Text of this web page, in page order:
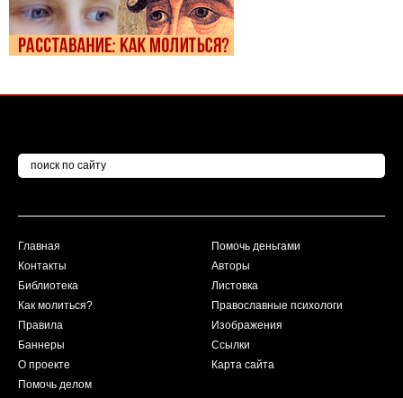
Главная
Контакты
Библиотека
Как молиться?
Правила
Баннеры
О проекте
Помочь делом
Помочь деньгами
Авторы
Листовка
Православные психологи
Изображения
Ссылки
Карта сайта